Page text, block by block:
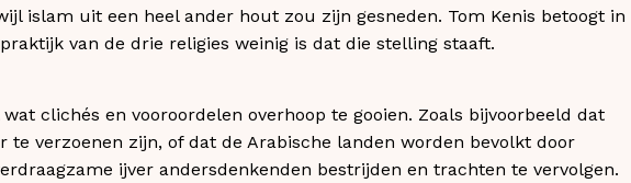
islam uit een heel ander hout zou zijn gesneden. Tom Kenis betoogt in
van de drie religies weinig is dat die stelling staaft.
clichés en vooroordelen overhoop te gooien. Zoals bijvoorbeeld dat
verzoenen zijn, of dat de Arabische landen worden bevolkt door
ijver andersdenkenden bestrijden en trachten te vervolgen.